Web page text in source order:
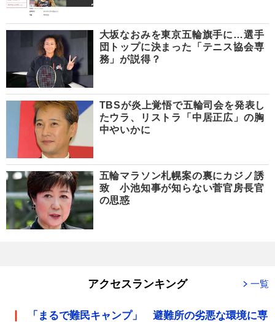
大坂なおみを東京五輪旗手に…選手
団トップに決まった「テニス協会専
務」が説得？
TBSが炎上覚悟で五輪司会を発表し
たウラ、リストラ「中居正広」の胸
中やいかに
五輪マラソン札幌案の裏にカジノ誘
致 小池知事が知らない菅官房長官
の思惑
アクセスランキング 一覧
「まるで難民キャンプ」 避難所の劣悪な環境に専